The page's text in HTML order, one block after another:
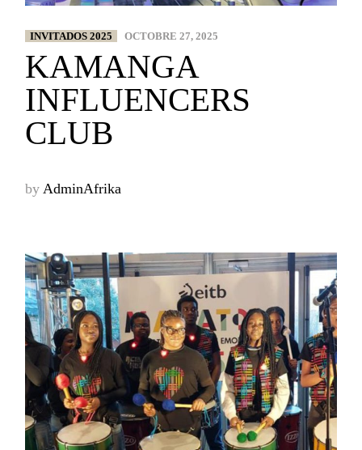
INVITADOS 2025 OCTOBRE 27, 2025
KAMANGA
INFLUENCERS
CLUB
by AdminAfrika